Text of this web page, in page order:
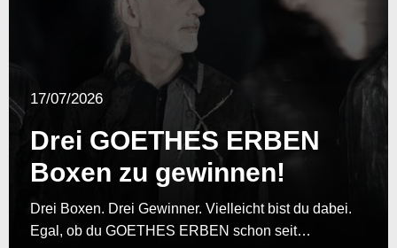
17/07/2026
Drei GOETHES ERBEN
Boxen zu gewinnen!
Drei Boxen. Drei Gewinner. Vielleicht bist du dabei.
Egal, ob du GOETHES ERBEN schon seit…